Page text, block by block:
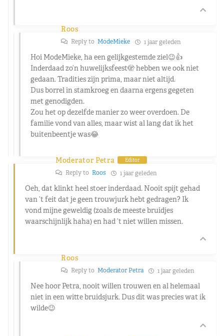
Roos
Reply to ModeMieke 1 jaar geleden
Hoi ModeMieke, ha een gelijkgestemde ziel😉👍
Inderdaad zo’n huwelijksfeest🫣 hebben we ook niet
gedaan. Tradities zijn prima, maar niet altijd.
Dus borrel in stamkroeg en daarna ergens gegeten
met genodigden.
Zou het op dezelfde manier zo weer overdoen. De
familie vond van alles, maar wist al lang dat ik het
buitenbeentje was😂
Moderator Petra Editor
Reply to Roos 1 jaar geleden
Oeh, dat klinkt heel stoer inderdaad. Nooit spijt gehad
van ’t feit dat je geen trouwjurk hebt gedragen? Ik
vond mijne geweldig (zoals de meeste bruidjes
waarschijnlijk haha) en had ’t niet willen missen.
Roos
Reply to Moderator Petra 1 jaar geleden
Nee hoor Petra, nooit willen trouwen en al helemaal
niet in een witte bruidsjurk. Dus dit was precies wat ik
wilde😉